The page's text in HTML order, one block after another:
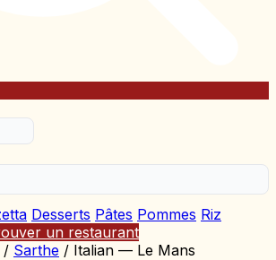
Desserts Pâtes Pommes Riz
un restaurant
/ Sarthe / Italian — Le Mans